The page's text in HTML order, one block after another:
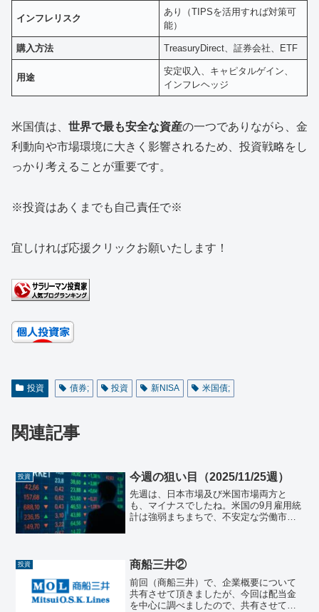
インフレリスク
あり（TIPSを活用すれば対策可
能）
購入方法 TreasuryDirect、証券会社、ETF
用途
安定収入、キャピタルゲイン、
インフレヘッジ
米国債は、 世界で最も安全な資産の一つでありながら、金
利動向や市場環境に大きく影響されるため、投資戦略をし
っかり考えることが重要です。
※投資はあくまでも自己責任で※
宜しければ応援クリックお願いたします！
投資 債券; 投資 新NISA 米国債;
関連記事
投資 今週の狙い目（2025/11/25週）
先週は、日本市場及び米国市場両方と
も、マイナスでしたね。米国の9月雇用統
計は強弱まちまちで、不安定な労働市場
注意が必要ですね。日本株...
投資 商船三井②
前回（商船三井）で、企業概要について
共有させて頂きましたが、今回は配当金
を中心に調べましたので、共有させて頂